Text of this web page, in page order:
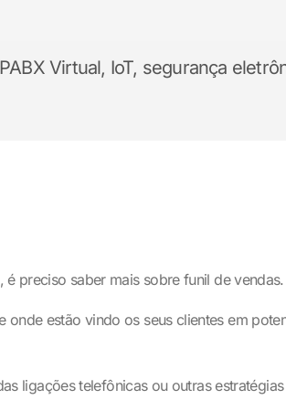
Virtual, IoT, segurança
preciso saber mais sobre funil de vendas.
estão vindo os seus clientes em
ligações telefônicas ou outras